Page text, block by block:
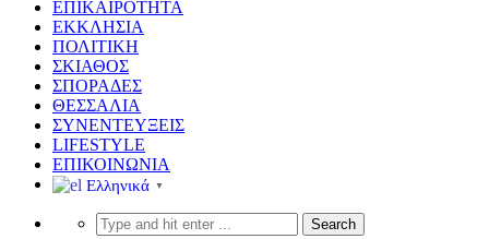
ΕΠΙΚΑΙΡΟΤΗΤΑ
ΕΚΚΛΗΣΙΑ
ΠΟΛΙΤΙΚΗ
ΣΚΙΑΘΟΣ
ΣΠΟΡΑΔΕΣ
ΘΕΣΣΑΛΙΑ
ΣΥΝΕΝΤΕΥΞΕΙΣ
LIFESTYLE
ΕΠΙΚΟΙΝΩΝΙΑ
Ελληνικά ▼